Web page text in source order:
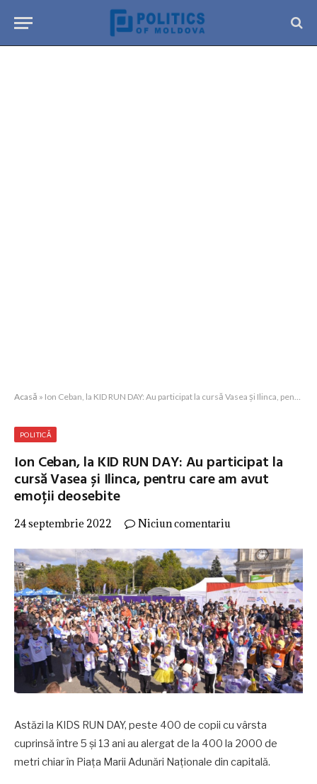
Acasă » Ion Ceban, la KID RUN DAY: Au participat la cursă Vasea și Ilinca, pentru care am avut emoții deosebite
POLITICĂ
Ion Ceban, la KID RUN DAY: Au participat la
cursă Vasea și Ilinca, pentru care am avut
emoții deosebite
24 septembrie 2022 Niciun comentariu
Astăzi la KIDS RUN DAY, peste 400 de copii cu vârsta
cuprinsă între 5 și 13 ani au alergat de la 400 la 2000 de
metri chiar în Piața Marii Adunări Naționale din capitală.